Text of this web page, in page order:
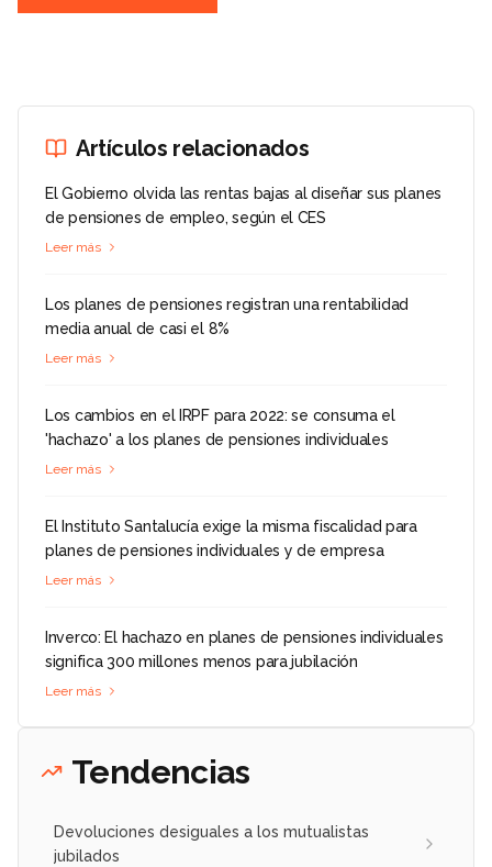
Artículos relacionados
El Gobierno olvida las rentas bajas al diseñar sus planes
de pensiones de empleo, según el CES
Leer más
Los planes de pensiones registran una rentabilidad
media anual de casi el 8%
Leer más
Los cambios en el IRPF para 2022: se consuma el
'hachazo' a los planes de pensiones individuales
Leer más
El Instituto Santalucía exige la misma fiscalidad para
planes de pensiones individuales y de empresa
Leer más
Inverco: El hachazo en planes de pensiones individuales
significa 300 millones menos para jubilación
Leer más
Tendencias
Devoluciones desiguales a los mutualistas
jubilados